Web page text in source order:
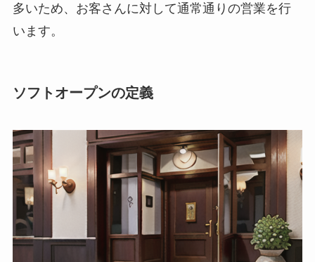
多いため、お客さんに対して通常通りの営業を行
います。
ソフトオープンの定義